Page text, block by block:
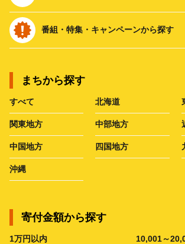
番組・特集・キャンペーンから探す
まちから探す
すべて 北海道
関東地方 中部地方
中国地方 四国地方
沖縄
寄付金額から探す
1万円以内 10,001～